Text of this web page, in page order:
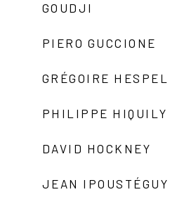
GOUDJI
PIERO GUCCIONE
GRÉGOIRE HESPEL
PHILIPPE HIQUILY
DAVID HOCKNEY
JEAN IPOUSTÉGUY